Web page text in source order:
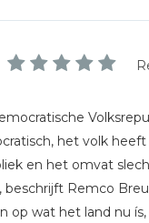
het volk
en het omvat
beschrijft Remco
op wat het land nu